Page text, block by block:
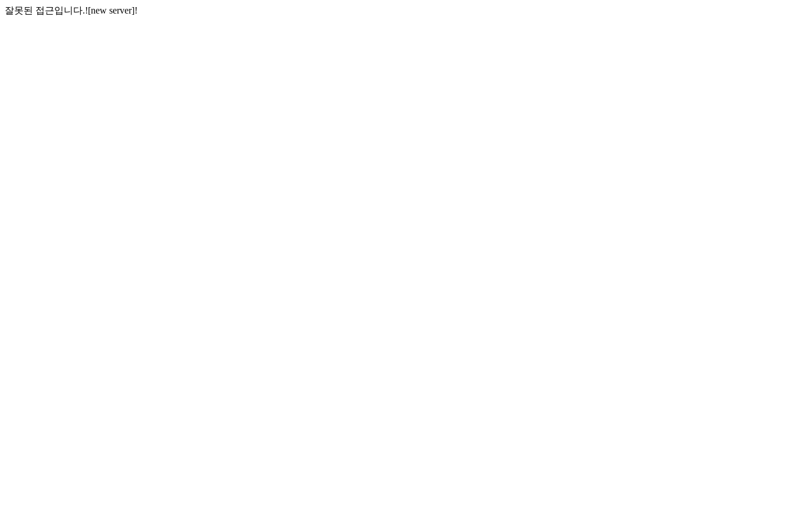
잘못된 접근입니다.![new server]!